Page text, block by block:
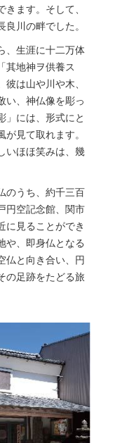
ます。そして、
川の畔でした。
、生涯に十二万体
其地神ヲ供養ス
は山や川や木、
い、神仏像を彫っ
」には、形式にと
見て取れます。
いほほ笑みは、幾
のうち、約千三百
円空記念館、関市
に見ることができ
や、即身仏となる
仏と向き合い、円
の足跡をたどる旅